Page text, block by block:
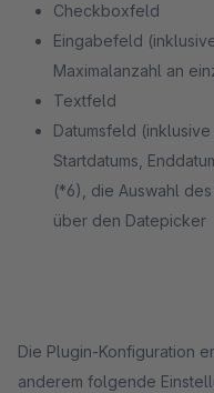
Checkboxfeld
Eingabefeld
Maximalanzahl an
Textfeld
Datumsfeld
Startdatums,
(*6), die Auswahl
über den Datepicker
Die Plugin-Konfiguration
anderem folgende